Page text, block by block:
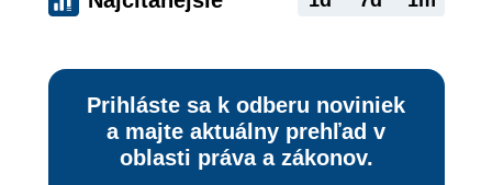
Prihláste sa k odberu noviniek
a majte aktuálny prehľad v
oblasti práva a zákonov.